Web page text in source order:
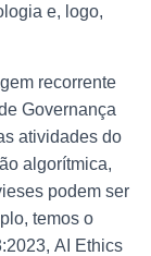
e, logo,
recorrente
Governança
atividades do
algorítmica,
podem ser
temos o
AI Ethics